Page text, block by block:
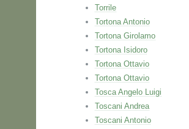
Torrile
Tortona Antonio
Tortona Girolamo
Tortona Isidoro
Tortona Ottavio
Tortona Ottavio
Tosca Angelo Luigi
Toscani Andrea
Toscani Antonio